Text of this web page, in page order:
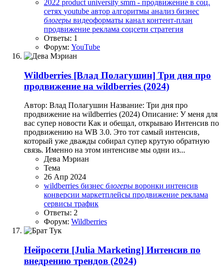
2022 product university smm - продвижение в соц.
сетях youtube автор алгоритмы анализ бизнес
блогеры видеоформаты канал контент-план
продвижение реклама соцсети стратегия
Ответы: 1
Форум: YouTube
Wildberries [Влад Полагушин] Три дня про
продвижение на wildberries (2024)
Автор: Влад Полагушин Название: Три дня про
продвижение на wildberries (2024) Описание: У меня для
вас супер новости Как и обещал, открываю Интенсив по
продвижению на WB 3.0. Это тот самый интенсив,
который уже дважды собирал супер крутую обратную
связь. Именно на этом интенсиве мы одни из...
Дева Мэриан
Тема
26 Апр 2024
wildberries бизнес блогеры воронки интенсив
конверсии маркетплейсы продвижение реклама
сервисы трафик
Ответы: 2
Форум: Wildberries
Нейросети [Julia Marketing] Интенсив по
внедрению трендов (2024)